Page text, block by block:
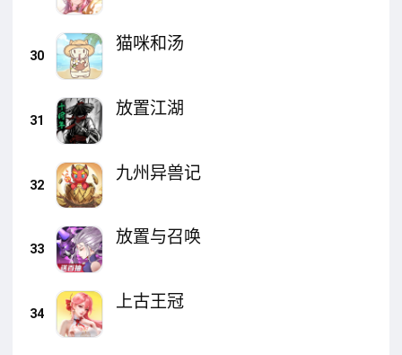
30
猫咪和汤
31
放置江湖
32
九州异兽记
33
放置与召唤
34
上古王冠